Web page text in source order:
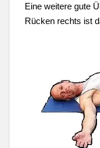
Eine weitere gute
Rücken rechts ist